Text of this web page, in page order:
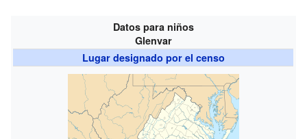
Datos para niños
Glenvar
Lugar designado por el censo